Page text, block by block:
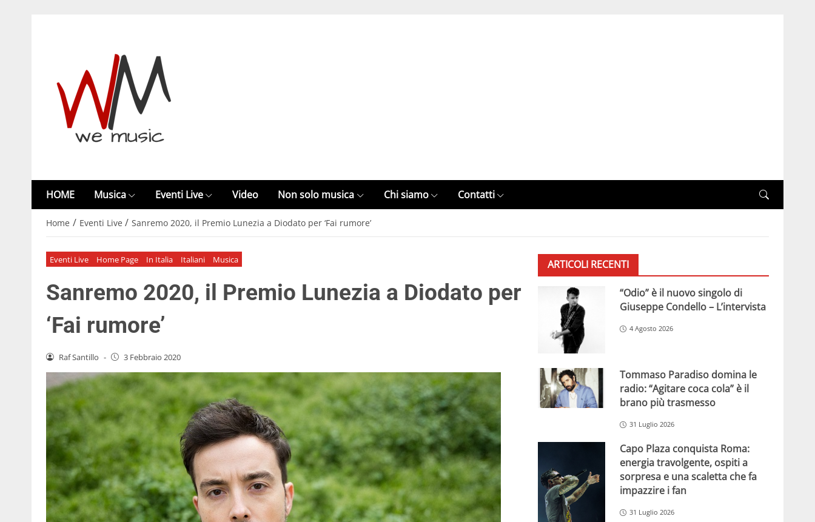
HOME Musica Eventi Live Video Non solo musica Chi siamo Contatti
Home / Eventi Live / Sanremo 2020, il Premio Lunezia a Diodato per ‘Fai rumore’
Eventi Live Home Page In Italia Italiani Musica
Sanremo 2020, il Premio Lunezia a Diodato per
‘Fai rumore’
Raf Santillo - 3 Febbraio 2020
ARTICOLI RECENTI
“Odio” è il nuovo singolo di
Giuseppe Condello – L’intervista
4 Agosto 2026
Tommaso Paradiso domina le
radio: “Agitare coca cola” è il
brano più trasmesso
31 Luglio 2026
Capo Plaza conquista Roma:
energia travolgente, ospiti a
sorpresa e una scaletta che fa
impazzire i fan
31 Luglio 2026